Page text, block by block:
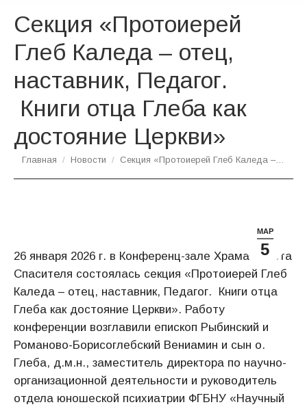
Секция «Протоиерей
Глеб Каледа – отец,
наставник, Педагог.
Книги отца Глеба как
достояние Церкви»
Вы здесь:
Главная Новости Секция «Протоиерей Глеб Каледа –…
МАР
5
26 января 2026 г. в Конференц-зале Храма Христа
Спасителя состоялась секция «Протоиерей Глеб
Каледа – отец, наставник, Педагог. Книги отца
Глеба как достояние Церкви». Работу
конференции возглавили епископ Рыбинский и
Романово-Борисоглебский Вениамин и сын о.
Глеба, д.м.н., заместитель директора по научно-
организационной деятельности и руководитель
отдела юношеской психиатрии ФГБНУ «Научный